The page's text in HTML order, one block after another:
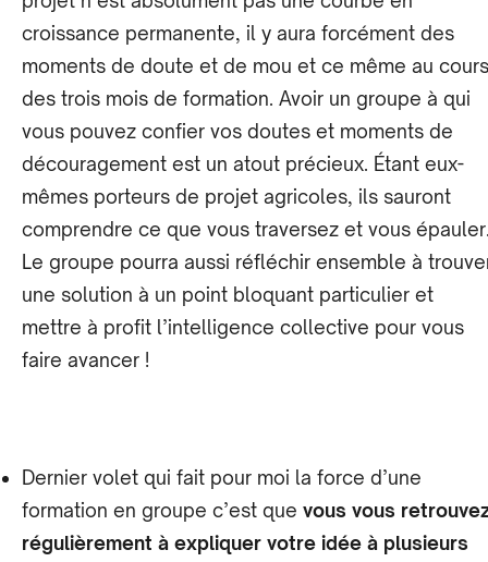
croissance permanente, il y aura forcément des
moments de doute et de mou et ce même au cours
des trois mois de formation. Avoir un groupe à qui
vous pouvez confier vos doutes et moments de
découragement est un atout précieux. Étant eux-
mêmes porteurs de projet agricoles, ils sauront
comprendre ce que vous traversez et vous
Le groupe pourra aussi réfléchir ensemble à
une solution à un point bloquant particulier et
mettre à profit l’intelligence collective pour vous
faire avancer !
Dernier volet qui fait pour moi la force d’une
formation en groupe c’est que vous vous
régulièrement à expliquer votre idée à plusieurs